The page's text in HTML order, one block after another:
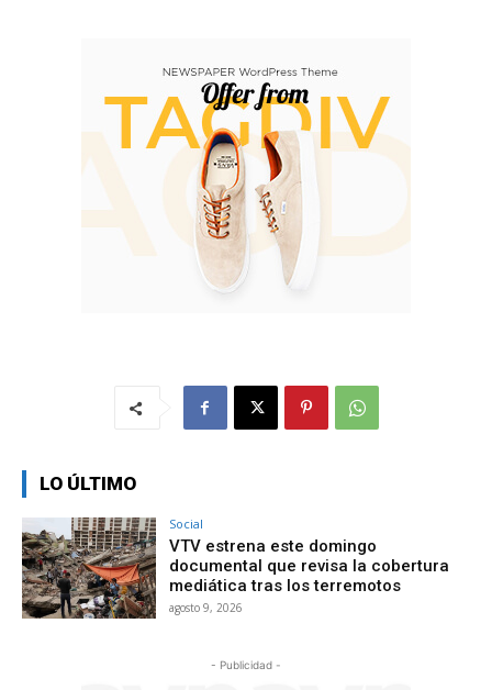
LO ÚLTIMO
Social
VTV estrena este domingo
documental que revisa la cobertura
mediática tras los terremotos
agosto 9, 2026
- Publicidad -